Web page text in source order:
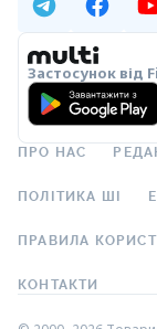
Застосунок від
ПРО НАС
ПОЛІТИКА ШІ
ПРАВИЛА
КОНТАКТИ